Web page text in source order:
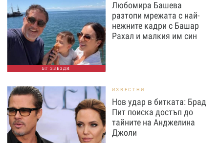
БГ ЗВЕЗДИ
Любомира Башева
разтопи мрежата с най-
нежните кадри с Башар
Рахал и малкия им син
ИЗВЕСТНИ
Нов удар в битката: Брад
Пит поиска достъп до
тайните на Анджелина
Джоли